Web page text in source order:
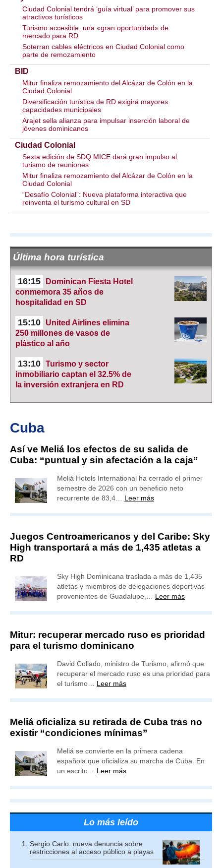
Ciudad Colonial tendrá ‘guía virtual’ para promover sus
atractivos turísticos
Turismo accesible, una «gran oportunidad» de
mercado para RD
Soterran cables eléctricos en Ciudad Colonial como
parte de remozamiento
BID
Mitur finaliza remozamiento del Alcázar de Colón en la
Ciudad Colonial
Diversificación turística de RD exigirá mayores
capacidades municipales
Arajet sella alianza para impulsar inserción laboral de
jóvenes dominicanos
Ciudad Colonial
Sexta edición de SDQ MICE dará gran impulso al
turismo de reuniones
Mitur finaliza remozamiento del Alcázar de Colón en la
Ciudad Colonial
“Desafío Colonial”: Nueva plataforma interactiva que
reinventa el turismo cultural en SD
Última hora turística
16:15
Dominican Fiesta Hotel
conmemora 35 años de
hospitalidad en SD
15:10
United Airlines elimina
250 millones de vasos de
plástico al año
13:10 Turismo y sector
inmobiliario captan el 32.5% de
la inversión extranjera en RD
Cuba
Así ve Meliá los efectos de su salida de
Cuba: “puntual y sin afectación a la caja”
Meliá Hotels International ha cerrado el primer
semestre de 2026 con un beneficio neto
recurrente de 83,4… Leer más
Juegos Centroamericanos y del Caribe: Sky
High transportará a más de 1,435 atletas a
RD
Sky High Dominicana traslada a más de 1,435
atletas y miembros de delegaciones deportivas
provenientes de Guadalupe,… Leer más
Mitur: recuperar mercado ruso es prioridad
para el turismo dominicano
David Collado, ministro de Turismo, afirmó que
recuperar el mercado ruso es una prioridad para
el turismo… Leer más
Meliá oficializa su retirada de Cuba tras no
existir “condiciones mínimas”
Meliá se convierte en la primera cadena
española que oficializa su marcha de Cuba. En
un escrito… Leer más
Lo más leído
Sergio Carlo: nueva denuncia sobre
restricciones al acceso público a playas